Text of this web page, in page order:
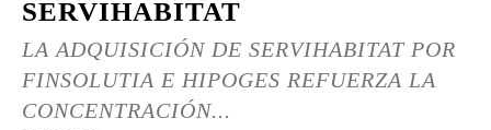
SERVIHABITAT
LA ADQUISICIÓN DE SERVIHABITAT POR
FINSOLUTIA E HIPOGES REFUERZA LA
CONCENTRACIÓN...